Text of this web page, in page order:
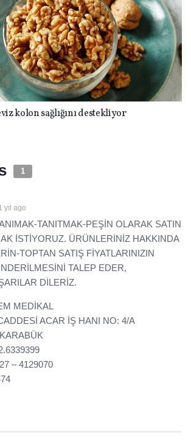
kolon sağlığını destekliyor
1
yıl ago
TANITMAK-PEŞİN OLARAK SATIN
İSTİYORUZ. ÜRÜNLERİNİZ HAKKINDA
TOPTAN SATIŞ FİYATLARINIZIN
TALEP EDER,
DİLERİZ.
MEDİKAL
ACAR İŞ HANI NO: 4/A
– 4129070